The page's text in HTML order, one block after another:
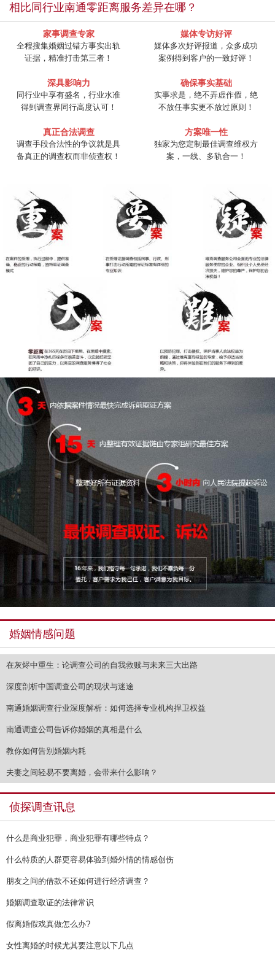
相比同行业南通零距离服务差异在哪？
家事调查专家
全程搜集婚姻过错方事实出轨
证据，精准打击第三者！
媒体专访好评
媒体多次好评报道，众多成功
案例得到客户的一致好评！
深具影响力
同行业中享有盛名，行业水准
得到调查界同行高度认可！
确保事实基础
实事求是，绝不弄虚作假，绝
不放任事实更不放过原则！
真正合法调查
调查手段合法性的争议就是具
备真正的调查权而非侦查权！
方案唯一性
独家为您定制最佳调查维权方
案，一线、多轨合一！
婚姻情感问题
在灰烬中重生：论调查公司的自我救赎与未来三大出路
深度剖析中国调查公司的现状与迷途
南通婚姻调查行业深度解析：如何选择专业机构捍卫权益
南通调查公司告诉你婚姻的真相是什么
教你如何告别婚姻内耗
夫妻之间轻易不要离婚，会带来什么影响？
侦探调查讯息
什么是商业犯罪，商业犯罪有哪些特点？
什么特质的人群更容易体验到婚外情的情感创伤
朋友之间的借款不还如何进行经济调查？
婚姻调查取证的法律常识
假离婚假戏真做怎么办?
女性离婚的时候尤其要注意以下几点